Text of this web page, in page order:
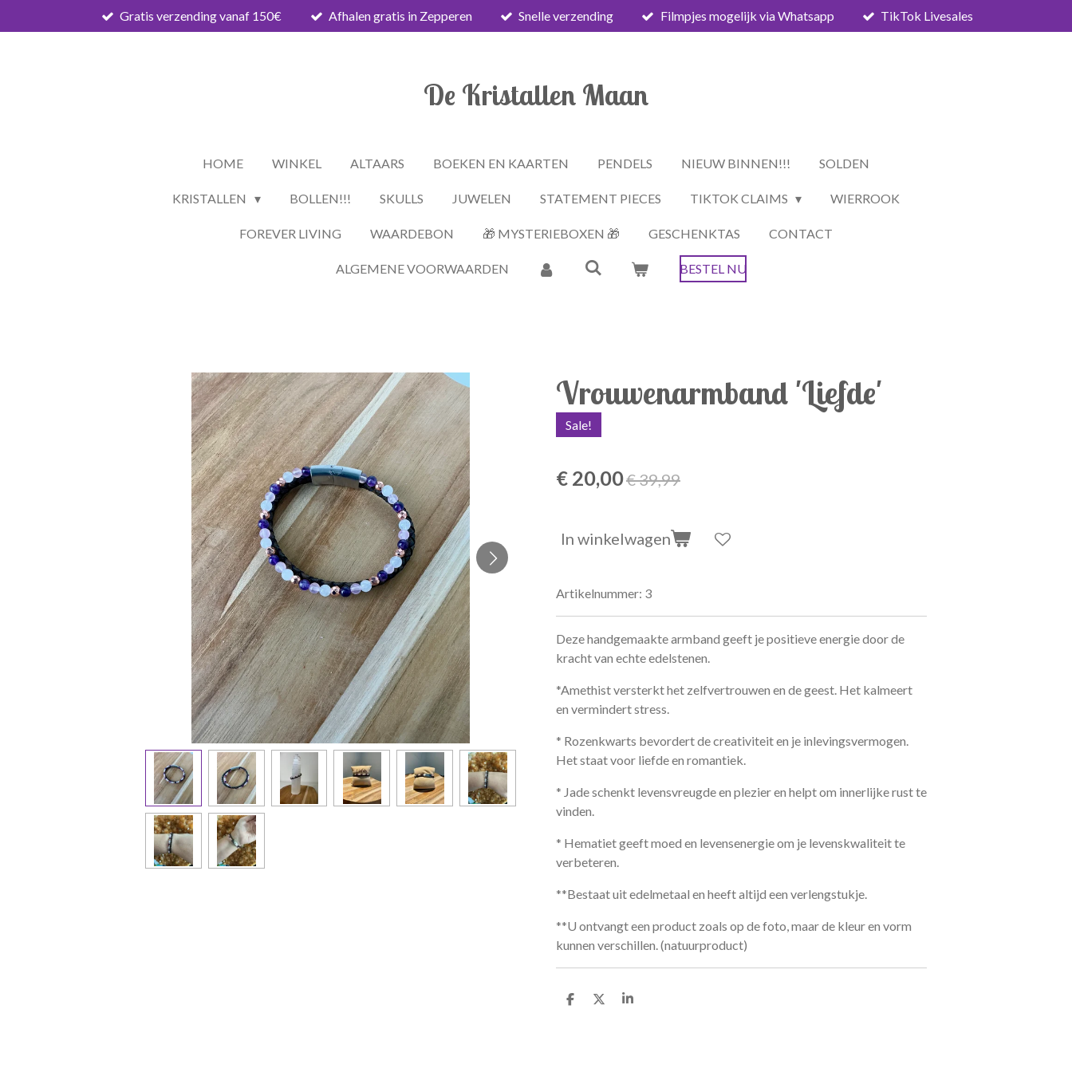
direct
Gratis verzending vanaf 150€ Afhalen gratis in Zepperen Snelle verzending Filmpjes mogelijk via Whatsapp TikTok Livesales
De Kristallen Maan
HOME WINKEL ALTAARS BOEKEN EN KAARTEN PENDELS NIEUW BINNEN!!! SOLDEN
KRISTALLEN BOLLEN!!! SKULLS JUWELEN STATEMENT PIECES TIKTOK CLAIMS WIERROOK
FOREVER LIVING WAARDEBON 🎁 MYSTERIEBOXEN 🎁 GESCHENKTAS CONTACT
ALGEMENE VOORWAARDEN BESTEL NU
Vrouwenarmband 'Liefde'
Sale!
€ 20,00€ 39,99
In winkelwagen
Artikelnummer: 3
Deze handgemaakte armband geeft je positieve energie door de
kracht van echte edelstenen.
*Amethist versterkt het zelfvertrouwen en de geest. Het kalmeert
en vermindert stress.
* Rozenkwarts bevordert de creativiteit en je inlevingsvermogen.
Het staat voor liefde en romantiek.
* Jade schenkt levensvreugde en plezier en helpt om innerlijke rust te
vinden.
* Hematiet geeft moed en levensenergie om je levenskwaliteit te
verbeteren.
**Bestaat uit edelmetaal en heeft altijd een verlengstukje.
**U ontvangt een product zoals op de foto, maar de kleur en vorm
kunnen verschillen. (natuurproduct)
D
D
S